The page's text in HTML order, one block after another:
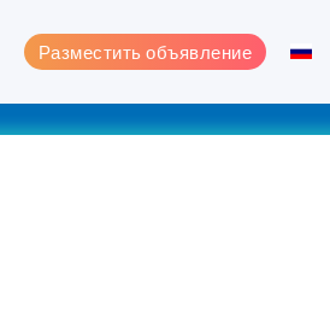
Разместить объявление